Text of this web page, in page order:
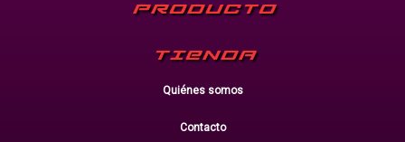
PRODUCTO
TIENDA
Quiénes somos
Contacto